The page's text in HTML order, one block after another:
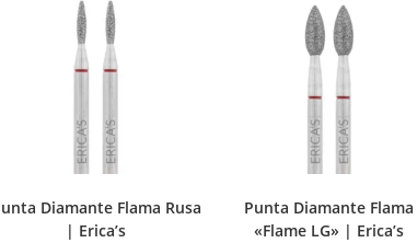
Diamante Flama Rusa
| Erica’s
Punta Diamante Flama
«Flame LG» | Erica’s